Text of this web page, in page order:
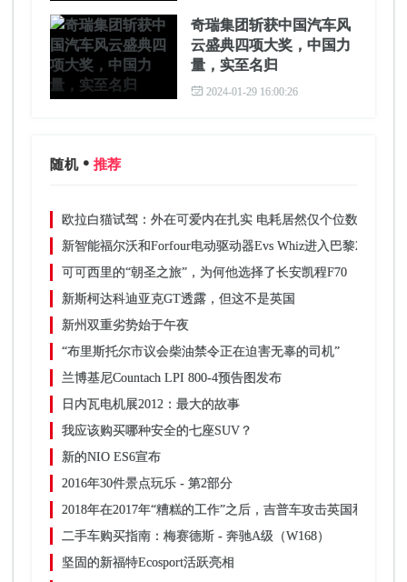
奇瑞集团斩获中国汽车风
云盛典四项大奖，中国力
量，实至名归
2024-01-29 16:00:26
随机 推荐
欧拉白猫试驾：外在可爱内在扎实 电耗居然仅个位数？
新智能福尔沃和Forfour电动驱动器Evs Whiz进入巴黎2016年
可可西里的“朝圣之旅”，为何他选择了长安凯程F70
新斯柯达科迪亚克GT透露，但这不是英国
新州双重劣势始于午夜
“布里斯托尔市议会柴油禁令正在迫害无辜的司机”
兰博基尼Countach LPI 800-4预告图发布
日内瓦电机展2012：最大的故事
我应该购买哪种安全的七座SUV？
新的NIO ES6宣布
2016年30件景点玩乐 - 第2部分
2018年在2017年“糟糕的工作”之后，吉普车攻击英国和欧洲市
二手车购买指南：梅赛德斯 - 奔驰A级（W168）
坚固的新福特Ecosport活跃亮相